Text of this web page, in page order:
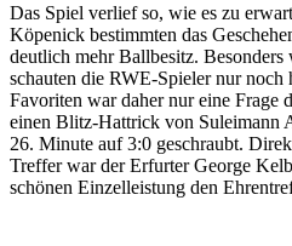
Das Spiel verlief so, wie es zu
Köpenick bestimmten das
deutlich mehr Ballbesitz. Besonders
schauten die RWE-Spieler nur noch
Favoriten war daher nur eine Frage
einen Blitz-Hattrick von Suleimann
26. Minute auf 3:0 geschraubt.
Treffer war der Erfurter George
schönen Einzelleistung den